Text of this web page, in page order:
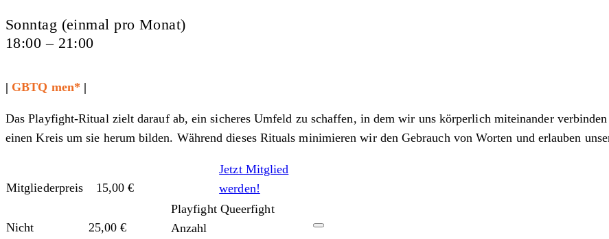
Sonntag (einmal pro Monat)
18:00 – 21:00
| GBTQ men* |
Das Playfight-Ritual zielt darauf ab, ein sicheres Umfeld zu schaffen, in dem wir uns körperlich miteinander
einen Kreis um sie herum bilden. Während dieses Rituals minimieren wir den Gebrauch von Worten und erlauben
Mitgliederpreis 15,00€
Jetzt Mitglied
werden!
Nicht
25,00€
Playfight Queerfight
Anzahl